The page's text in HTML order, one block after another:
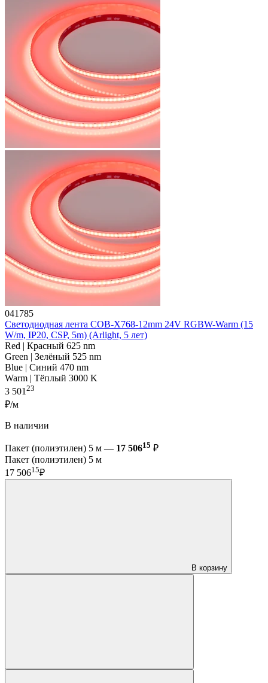
041785
Светодиодная лента COB-X768-12mm 24V RGBW-Warm (15
W/m, IP20, CSP, 5m) (Arlight, 5 лет)
Red | Красный 625 nm
Green | Зелёный 525 nm
Blue | Синий 470 nm
Warm | Тёплый 3000 K
3 50123
₽/м
В наличии
Пакет (полиэтилен) 5 м — 17 50615 ₽
Пакет (полиэтилен) 5 м
17 50615₽
В корзину